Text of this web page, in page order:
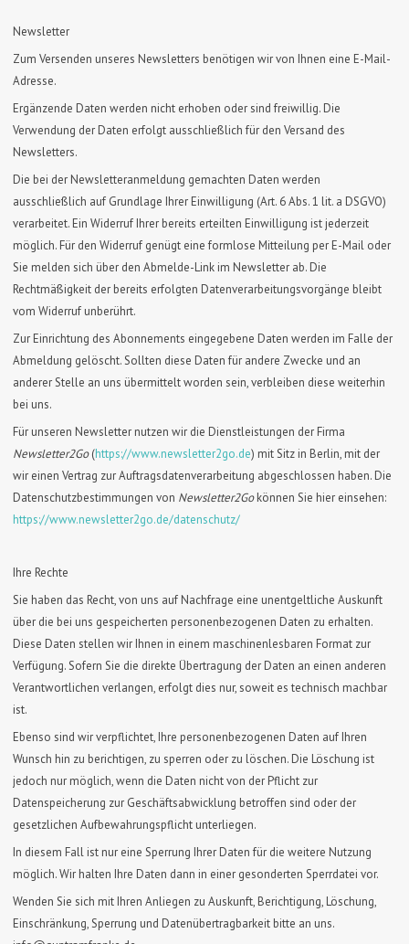
Newsletter
Zum Versenden unseres Newsletters benötigen wir von Ihnen eine E-Mail-
Adresse.
Ergänzende Daten werden nicht erhoben oder sind freiwillig. Die
Verwendung der Daten erfolgt ausschließlich für den Versand des
Newsletters.
Die bei der Newsletteranmeldung gemachten Daten werden
ausschließlich auf Grundlage Ihrer Einwilligung (Art. 6 Abs. 1 lit. a DSGVO)
verarbeitet. Ein Widerruf Ihrer bereits erteilten Einwilligung ist jederzeit
möglich. Für den Widerruf genügt eine formlose Mitteilung per E-Mail oder
Sie melden sich über den Abmelde-Link im Newsletter ab. Die
Rechtmäßigkeit der bereits erfolgten Datenverarbeitungsvorgänge bleibt
vom Widerruf unberührt.
Zur Einrichtung des Abonnements eingegebene Daten werden im Falle der
Abmeldung gelöscht. Sollten diese Daten für andere Zwecke und an
anderer Stelle an uns übermittelt worden sein, verbleiben diese weiterhin
bei uns.
Für unseren Newsletter nutzen wir die Dienstleistungen der Firma
Newsletter2Go(https://www.newsletter2go.de) mit Sitz in Berlin, mit der
wir einen Vertrag zur Auftragsdatenverarbeitung abgeschlossen haben. Die
Datenschutzbestimmungen von Newsletter2Gokönnen Sie hier einsehen:
https://www.newsletter2go.de/datenschutz/
Ihre Rechte
Sie haben das Recht, von uns auf Nachfrage eine unentgeltliche Auskunft
über die bei uns gespeicherten personenbezogenen Daten zu erhalten.
Diese Daten stellen wir Ihnen in einem maschinenlesbaren Format zur
Verfügung. Sofern Sie die direkte Übertragung der Daten an einen anderen
Verantwortlichen verlangen, erfolgt dies nur, soweit es technisch machbar
ist.
Ebenso sind wir verpflichtet, Ihre personenbezogenen Daten auf Ihren
Wunsch hin zu berichtigen, zu sperren oder zu löschen. Die Löschung ist
jedoch nur möglich, wenn die Daten nicht von der Pflicht zur
Datenspeicherung zur Geschäftsabwicklung betroffen sind oder der
gesetzlichen Aufbewahrungspflicht unterliegen.
In diesem Fall ist nur eine Sperrung Ihrer Daten für die weitere Nutzung
möglich. Wir halten Ihre Daten dann in einer gesonderten Sperrdatei vor.
Wenden Sie sich mit Ihren Anliegen zu Auskunft, Berichtigung, Löschung,
Einschränkung, Sperrung und Datenübertragbarkeit bitte an uns.